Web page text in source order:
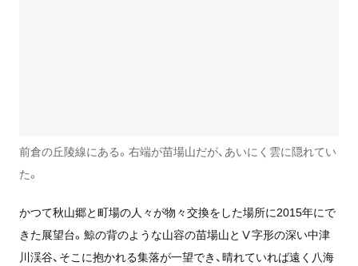
前倉の丘陵線にある。右端が苗場山だが、あいにく雲に隠れてい
た。
かつて秋山郷と町場の人々が物々交換をした場所に2015年にで
きた展望台。鯨の背のような山容の苗場山とⅤ字形の深い中津
川渓谷、そこに抱かれる集落が一望でき、晴れていれば遠く八海